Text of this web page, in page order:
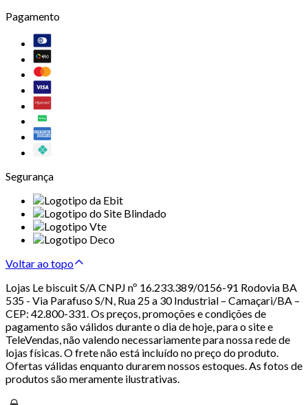
Pagamento
Segurança
Voltar ao topo
Lojas Le biscuit S/A CNPJ nº 16.233.389/0156-91 Rodovia BA
535 - Via Parafuso S/N, Rua 25 a 30 Industrial – Camaçari/BA –
CEP: 42.800-331. Os preços, promoções e condições de
pagamento são válidos durante o dia de hoje, para o site e
TeleVendas, não valendo necessariamente para nossa rede de
lojas físicas. O frete não está incluído no preço do produto.
Ofertas válidas enquanto durarem nossos estoques. As fotos de
produtos são meramente ilustrativas.